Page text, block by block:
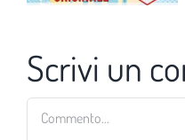
Scrivi un
Commento